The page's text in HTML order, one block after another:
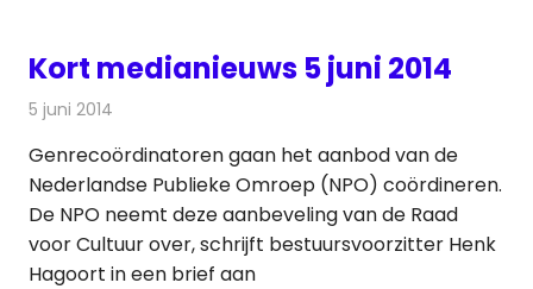
Kort medianieuws 5 juni 2014
5 juni 2014
Genrecoördinatoren gaan het aanbod van de
Nederlandse Publieke Omroep (NPO) coördineren.
De NPO neemt deze aanbeveling van de Raad
voor Cultuur over, schrijft bestuursvoorzitter Henk
Hagoort in een brief aan